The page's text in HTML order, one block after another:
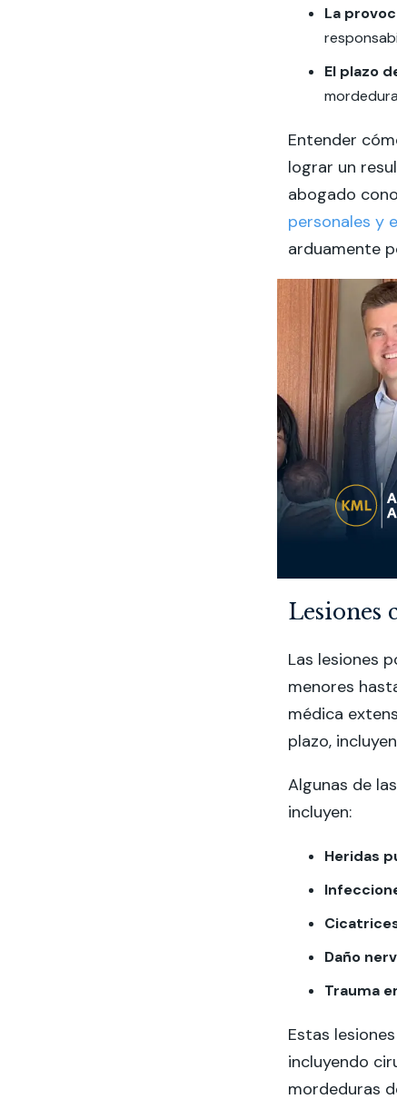
La
El plazo
Entender
lograr un
abogado
personales y
arduamente
Lesiones
Las lesiones
menores
médica
plazo,
Algunas de
incluyen:
Heridas
Daño
Trauma
Estas
incluyendo
mordeduras